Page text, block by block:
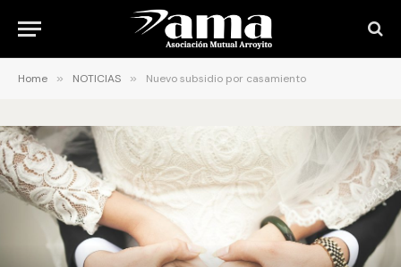
Home » NOTICIAS » Nuevo subsidio por casamiento